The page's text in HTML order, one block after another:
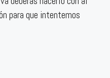
para que intentemos